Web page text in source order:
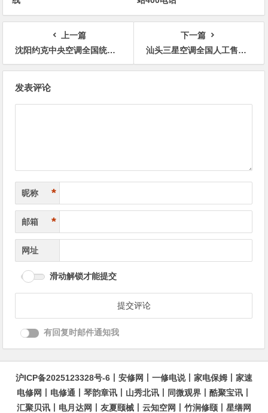
上一篇
沈阳约克中央空调全国统一24小时400服务中心
下一篇
汕头三星空调全国人工售后400客服电话是多少
发表评论
昵称 *
邮箱 *
网址
滑动解锁才能提交
有回复时邮件通知我
沪ICP备2025123328号-6 安修网 一修电说丨 家电保姆
家速
电修网
电修通 琴韵章讯 山秀北讯 同微观界 酷聚宝讯
汇聚贝讯
电月达网 友夏颐械 云知空网 竹涧修颐 星缮网